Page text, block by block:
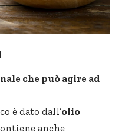
che può agire ad
è dato dall’olio
anche